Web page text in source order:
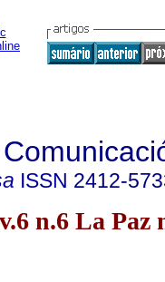
ISSN 2412-
n.6 La Paz